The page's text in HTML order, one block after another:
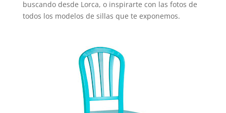
buscando desde Lorca, o inspirarte con las fotos de
todos los modelos de sillas que te exponemos.